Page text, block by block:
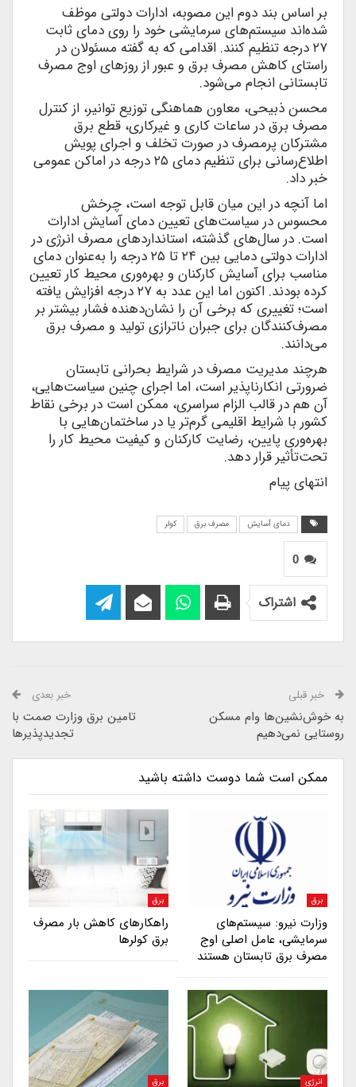
بر اساس بند دوم این مصوبه، ادارات دولتی موظف
شده‌اند سیستم‌های سرمایشی خود را روی دمای ثابت
۲۷ درجه تنظیم کنند. اقدامی که به گفته مسئولان در
راستای کاهش مصرف برق و عبور از روزهای اوج مصرف
تابستانی انجام می‌شود.
محسن ذبیحی، معاون هماهنگی توزیع توانیر، از کنترل
مصرف برق در ساعات کاری و غیرکاری، قطع برق
مشترکان پرمصرف در صورت تخلف و اجرای پویش
اطلاع‌رسانی برای تنظیم دمای ۲۵ درجه در اماکن عمومی
خبر داد.
اما آنچه در این میان قابل توجه است، چرخش
محسوس در سیاست‌های تعیین دمای آسایش ادارات
است. در سال‌های گذشته، استانداردهای مصرف انرژی در
ادارات دولتی دمایی بین ۲۴ تا ۲۵ درجه را به‌عنوان دمای
مناسب برای آسایش کارکنان و بهره‌وری محیط کار تعیین
کرده بودند. اکنون اما این عدد به ۲۷ درجه افزایش یافته
است؛ تغییری که برخی آن را نشان‌دهنده فشار بیشتر بر
مصرف‌کنندگان برای جبران ناترازی تولید و مصرف برق
می‌دانند.
هرچند مدیریت مصرف در شرایط بحرانی تابستان
ضرورتی انکارناپذیر است، اما اجرای چنین سیاست‌هایی،
آن هم در قالب الزام سراسری، ممکن است در برخی نقاط
کشور با شرایط اقلیمی گرم‌تر یا در ساختمان‌هایی با
بهره‌وری پایین، رضایت کارکنان و کیفیت محیط کار را
تحت‌تأثیر قرار دهد.
انتهای پیام
دمای آسایش مصرف برق کولر
0
اشتراک
خبر قبلی
به خوش‌نشین‌ها وام مسکن
روستایی نمی‌دهیم
خبر بعدی
تامین برق وزارت صمت با
تجدیدپذیرها
ممکن است شما دوست داشته باشید
برق
وزارت نیرو: سیستم‌های
سرمایشی، عامل اصلی اوج
مصرف برق تابستان هستند
برق
راهکارهای کاهش بار مصرف
برق کولرها
انرژی برق